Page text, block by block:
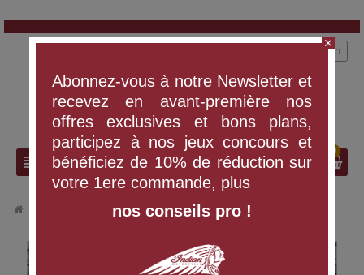
view_headline search
Connexion
0
VÊTEMENTS ET ÉQUIPEMENT
close
Abonnez-vous à notre Newsletter et
recevez en avant-première nos
offres exclusives et bons plans,
participez à nos jeux concours et
bénéficiez de 10% de réduction sur
votre 1ere commande, plus
nos conseils pro !